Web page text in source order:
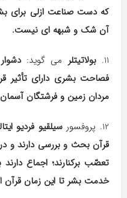
که دست صناعت ازلی برای
آن شک و شبهه ای نیست.
11. بولاتیتلر می گوید:
فصاحت بشری دارای تأثیر
مردان زمین و فرشتگان
12. پروفسور سیلقیو فردیو
قرآن بحث و بررسی دارند
خدمت بشر تا این زمان